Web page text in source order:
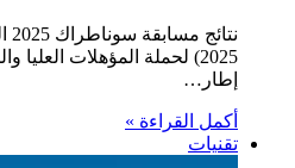
2025) لحملة المؤهلات
إطار…
أكمل القراءة »
تقنيات